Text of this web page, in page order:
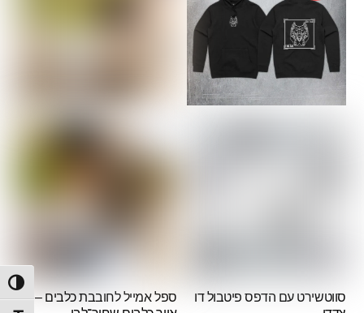
סווטשירט עם הדפס פיטבול דו
ספל אמייל לחובבת כלבים –